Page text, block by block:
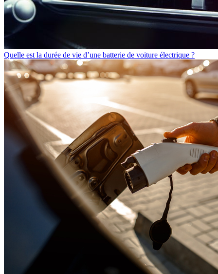
Quelle est la durée de vie d’une batterie de voiture électrique ?